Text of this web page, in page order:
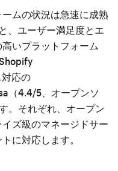
ムの状況は急速に成熟
、ユーザー満足度とエ
いプラットフォーム
応の
（4.4/5、オープンソ
。それぞれ、オープン
ズ級のマネージドサー
に対応します。